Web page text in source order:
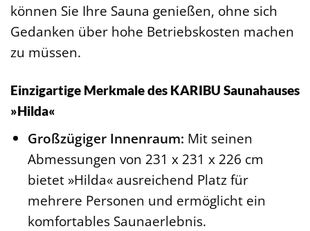
können Sie Ihre Sauna genießen, ohne sich
Gedanken über hohe Betriebskosten machen
zu müssen.
Einzigartige Merkmale des KARIBU Saunahauses
»Hilda«
Großzügiger Innenraum: Mit seinen
Abmessungen von 231 x 231 x 226 cm
bietet »Hilda« ausreichend Platz für
mehrere Personen und ermöglicht ein
komfortables Saunaerlebnis.